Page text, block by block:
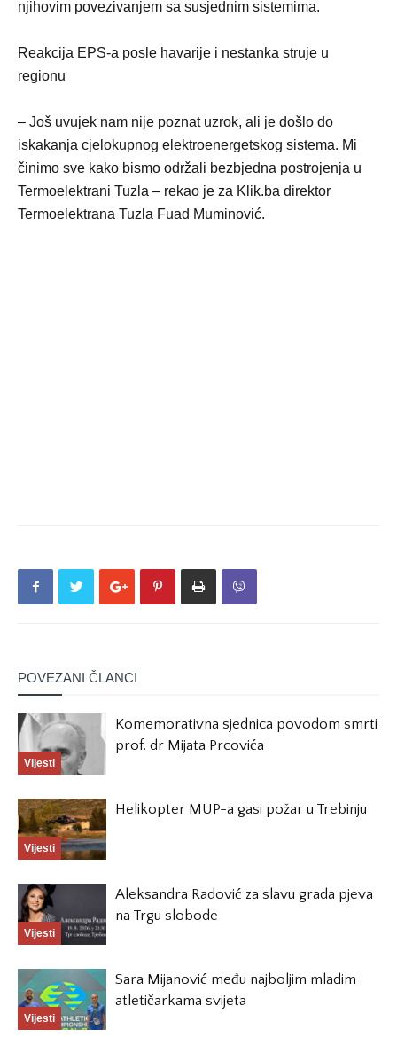
njihovim povezivanjem sa susjednim sistemima.
Reakcija EPS-a posle havarije i nestanka struje u
regionu
– Još uvujek nam nije poznat uzrok, ali je došlo do
iskakanja cjelokupnog elektroenergetskog sistema. Mi
činimo sve kako bismo održali bezbjedna postrojenja u
Termoelektrani Tuzla – rekao je za Klik.ba direktor
Termoelektrana Tuzla Fuad Muminović.
POVEZANI ČLANCI
Vijesti
Komemorativna sjednica povodom smrti
prof. dr Mijata Prcovića
Vijesti
Helikopter MUP-a gasi požar u Trebinju
Vijesti
Aleksandra Radović za slavu grada pjeva
na Trgu slobode
Vijesti
Sara Mijanović među najboljim mladim
atletičarkama svijeta